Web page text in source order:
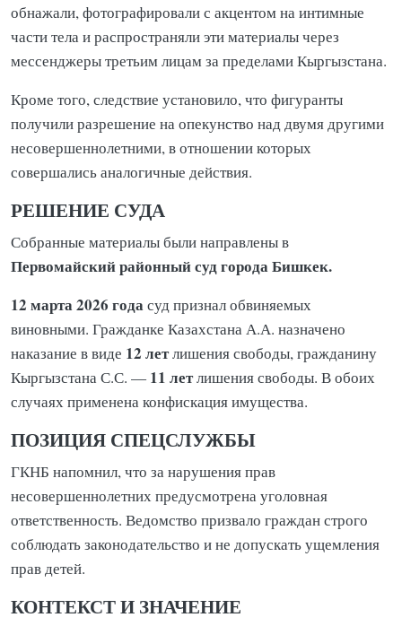
обнажали, фотографировали с акцентом на интимные
части тела и распространяли эти материалы через
мессенджеры третьим лицам за пределами Кыргызстана.
Кроме того, следствие установило, что фигуранты
получили разрешение на опекунство над двумя другими
несовершеннолетними, в отношении которых
совершались аналогичные действия.
РЕШЕНИЕ СУДА
Собранные материалы были направлены в
Первомайский районный суд города Бишкек.
12 марта 2026 годасуд признал обвиняемых
виновными. Гражданке Казахстана А.А. назначено
наказание в виде 12 летлишения свободы, гражданину
Кыргызстана С.С. — 11 летлишения свободы. В обоих
случаях применена конфискация имущества.
ПОЗИЦИЯ СПЕЦСЛУЖБЫ
ГКНБ напомнил, что за нарушения прав
несовершеннолетних предусмотрена уголовная
ответственность. Ведомство призвало граждан строго
соблюдать законодательство и не допускать ущемления
прав детей.
КОНТЕКСТ И ЗНАЧЕНИЕ